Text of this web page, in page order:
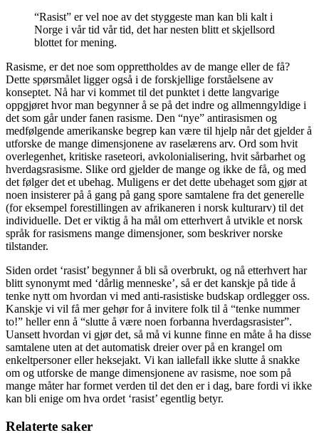
“Rasist” er vel noe av det styggeste man kan bli kalt i
Norge i vår tid vår tid, det har nesten blitt et skjellsord
blottet for mening.
Rasisme, er det noe som opprettholdes av de mange eller de få?
Dette spørsmålet ligger også i de forskjellige forståelsene av
konseptet. Nå har vi kommet til det punktet i dette langvarige
oppgjøret hvor man begynner å se på det indre og allmenngyldige i
det som går under fanen rasisme. Den “nye” antirasismen og
medfølgende amerikanske begrep kan være til hjelp når det gjelder å
utforske de mange dimensjonene av raselærens arv. Ord som hvit
overlegenhet, kritiske raseteori, avkolonialisering, hvit sårbarhet og
hverdagsrasisme. Slike ord gjelder de mange og ikke de få, og med
det følger det et ubehag. Muligens er det dette ubehaget som gjør at
noen insisterer på å gang på gang spore samtalene fra det generelle
(for eksempel forestillingen av afrikaneren i norsk kulturarv) til det
individuelle. Det er viktig å ha mål om etterhvert å utvikle et norsk
språk for rasismens mange dimensjoner, som beskriver norske
tilstander.
Siden ordet ‘rasist’ begynner å bli så overbrukt, og nå etterhvert har
blitt synonymt med ‘dårlig menneske’, så er det kanskje på tide å
tenke nytt om hvordan vi med anti-rasistiske budskap ordlegger oss.
Kanskje vi vil få mer gehør for å invitere folk til å “tenke nummer
to!” heller enn å “slutte å være noen forbanna hverdagsrasister”.
Uansett hvordan vi gjør det, så må vi kunne finne en måte å ha disse
samtalene uten at det automatisk dreier over på en krangel om
enkeltpersoner eller heksejakt. Vi kan iallefall ikke slutte å snakke
om og utforske de mange dimensjonene av rasisme, noe som på
mange måter har formet verden til det den er i dag, bare fordi vi ikke
kan bli enige om hva ordet ‘rasist’ egentlig betyr.
Relaterte saker